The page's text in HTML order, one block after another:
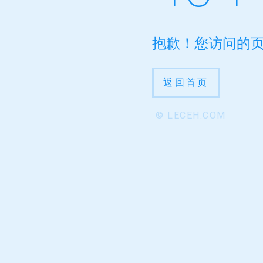
抱歉！您访问的
返回首页
© LECEH.COM